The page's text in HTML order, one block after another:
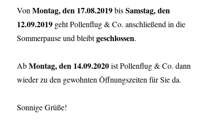
VonMontag, den 17.08.2019bisSamstag, den
12.09.2019 geht Pollenflug & Co. anschließend in die
Sommerpause und bleibtgeschlossen.
AbMontag, den 14.09.2020ist Pollenflug & Co. dann
wieder zu den gewohnten Öffnungszeiten für Sie da.
Sonnige Grüße!